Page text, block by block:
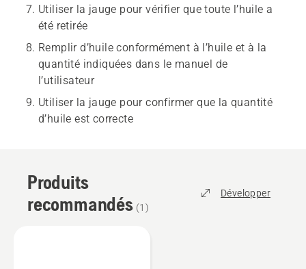
Utiliser la jauge pour vérifier que toute l’huile a
été retirée
Remplir d’huile conformément à l’huile et à la
quantité indiquées dans le manuel de
l’utilisateur
Utiliser la jauge pour confirmer que la quantité
d’huile est correcte
Produits
recommandés (1 )
Développer